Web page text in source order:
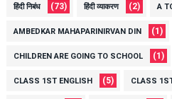
हिंदी निबंध (73) हिंदी व्याकरण (2) A
AMBEDKAR MAHAPARINIRVAN DIN (1)
CHILDREN ARE GOING TO SCHOOL (1)
CLASS 1ST ENGLISH (5) CLASS